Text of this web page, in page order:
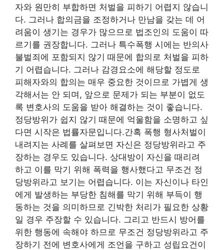
자와 원만히 부합하면 처벌을 피하기 어렵지 않습니
다. 그러나 합의금을 조정하거나 만남을 갖는 데 어
려움이 생기는 경우가 많으므로 법조인의 도움이 따
르기를 권장합니다. 그러나 특수폭행 시에는 반의사
불벌죄에 포함되지 않기 때문에 합의로 처벌을 피하
기 어렵습니다. 그러나 감경요소에 해당할 정도로
피해자와의 합의는 매우 중요한 것이므로 가볍게 생
각해서는 안 되며, 앞으로 문제가 되는 부분이 없도
록 변호사의 도움을 받아 해결하는 것이 좋습니다.
정당방위가 쉽지 않기 때문에 억울함을 소명하고 싶
다면 시작은 법률자문입니다.간혹 폭행 형사처벌이
내려지는 사례를 살펴보면 자신은 정당방위라고 주
장하는 경우도 있습니다. 상대방이 자신을 때리려
하고 이를 막기 위해 폭력을 행사했다고 무조건 정
당방위라고 보기는 어렵습니다. 이는 자신이나 타인
에게 발생하는 부당한 침해를 막기 위해 부득이 행
동하는 것을 의미하므로 긴박한 처리가 필요한 상황
일 경우 주장할 수 있습니다. 그리고 반드시 방어를
위한 행동에 속해야 하므로 무조건 정당방위라고 주
장하기 전에 변호사에게 조언을 구하고 성립요건이